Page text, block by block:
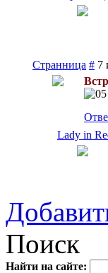
Странница # 7
Lady in
Поиск
Найти на сайте: